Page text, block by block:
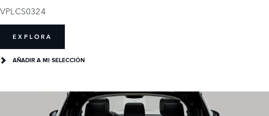
VPLCS0324
EXPLORA
AÑADIR A MI SELECCIÓN